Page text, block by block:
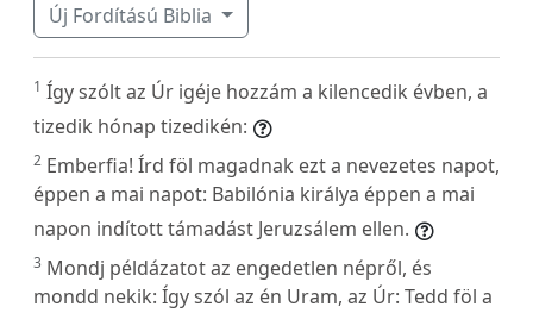
Új Fordítású Biblia
1 Így szólt az Úr igéje hozzám a kilencedik évben, a
tizedik hónap tizedikén:
2 Emberfia! Írd föl magadnak ezt a nevezetes napot,
éppen a mai napot: Babilónia királya éppen a mai
napon indított támadást Jeruzsálem ellen.
3 Mondj példázatot az engedetlen népről, és
mondd nekik: Így szól az én Uram, az Úr: Tedd föl a